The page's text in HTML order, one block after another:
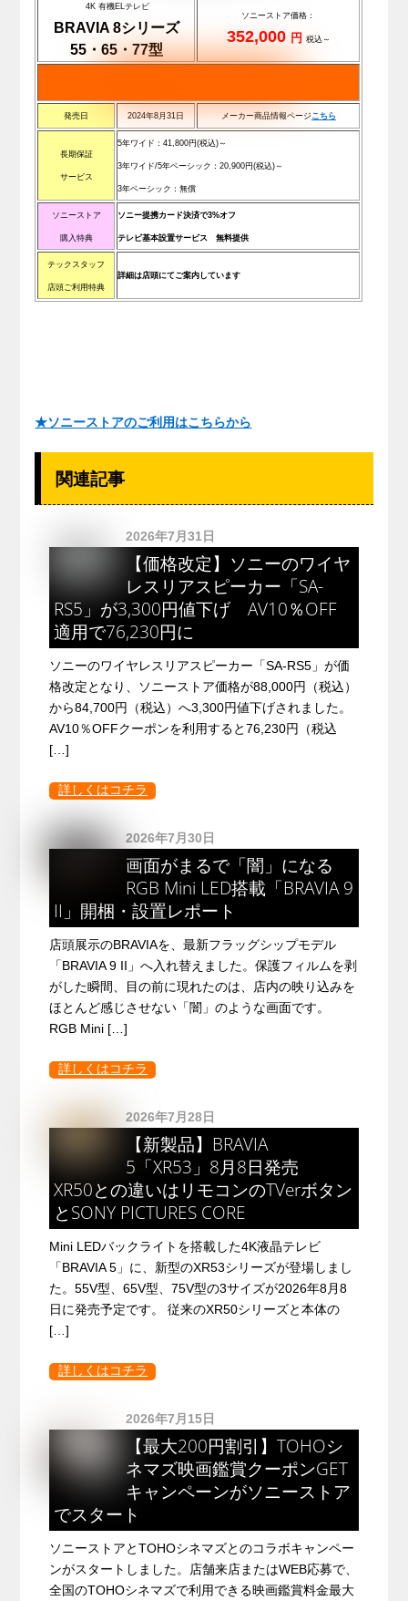
4K 有機ELテレビ
BRAVIA 8シリーズ
55・65・77型
ソニーストア価格：
352,000 円 税込～
発売日 2024年8月31日 メーカー商品情報ページこちら
長期保証
サービス
5年ワイド：41 ,800円(税込) ～
3年ワイド/5年ベーシック：20 ,900円(税込) ～
3年ベーシック：無償
ソニーストア
購入特典
ソニー提携カード決済で3%オフ
テレビ基本設置サービス 無料提供
テックスタッフ
店頭ご利用特典
詳細は店頭にてご案内しています
★ソニーストアのご利用はこちらから
関連記事
2026年7月31日
【価格改定】ソニーのワイヤ
レスリアスピーカー「SA-
RS5」が3,300円値下げ AV10％OFF
適用で76,230円に
ソニーのワイヤレスリアスピーカー「SA-RS5」が価
格改定となり、ソニーストア価格が88,000円（税込）
から84,700円（税込）へ3,300円値下げされました。
AV10％OFFクーポンを利用すると76,230円（税込
[…]
詳しくはコチラ
2026年7月30日
画面がまるで「闇」になる
RGB Mini LED搭載「BRAVIA 9
II」開梱・設置レポート
店頭展示のBRAVIAを、最新フラッグシップモデル
「BRAVIA 9 II」へ入れ替えました。保護フィルムを剥
がした瞬間、目の前に現れたのは、店内の映り込みを
ほとんど感じさせない「闇」のような画面です。
RGB Mini […]
詳しくはコチラ
2026年7月28日
【新製品】BRAVIA
5「XR53」8月8日発売
XR50との違いはリモコンのTVerボタン
とSONY PICTURES CORE
Mini LEDバックライトを搭載した4K液晶テレビ
「BRAVIA 5」に、新型のXR53シリーズが登場しまし
た。55V型、65V型、75V型の3サイズが2026年8月8
日に発売予定です。 従来のXR50シリーズと本体の
[…]
詳しくはコチラ
2026年7月15日
【最大200円割引】TOHOシ
ネマズ映画鑑賞クーポンGET
キャンペーンがソニーストア
でスタート
ソニーストアとTOHOシネマズとのコラボキャンペー
ンがスタートしました。店舗来店またはWEB応募で、
全国のTOHOシネマズで利用できる映画鑑賞料金最大